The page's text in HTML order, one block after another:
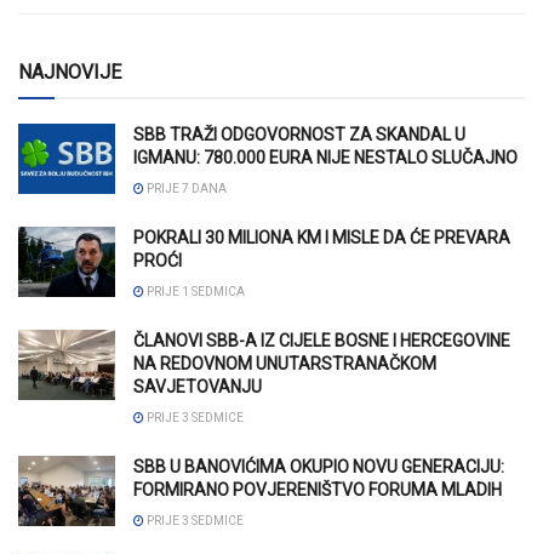
NAJNOVIJE
SBB TRAŽI ODGOVORNOST ZA SKANDAL U
IGMANU: 780.000 EURA NIJE NESTALO SLUČAJNO
PRIJE 7 DANA
POKRALI 30 MILIONA KM I MISLE DA ĆE PREVARA
PROĆI
PRIJE 1 SEDMICA
ČLANOVI SBB-A IZ CIJELE BOSNE I HERCEGOVINE
NA REDOVNOM UNUTARSTRANAČKOM
SAVJETOVANJU
PRIJE 3 SEDMICE
SBB U BANOVIĆIMA OKUPIO NOVU GENERACIJU:
FORMIRANO POVJERENIŠTVO FORUMA MLADIH
PRIJE 3 SEDMICE